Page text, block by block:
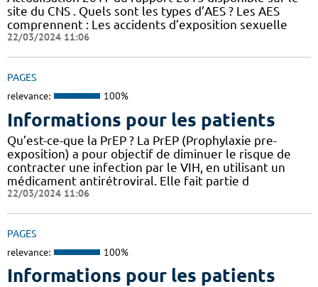
site du CNS . Quels sont les types d’AES ? Les AES
comprennent : Les accidents d’exposition sexuelle
22/03/2024 11:06
PAGES
relevance: 100%
Informations pour les patients
Qu’est-ce-que la PrEP ? La PrEP (Prophylaxie pre-
exposition) a pour objectif de diminuer le risque de
contracter une infection par le VIH, en utilisant un
médicament antirétroviral. Elle fait partie d
22/03/2024 11:06
PAGES
relevance: 100%
Informations pour les patients